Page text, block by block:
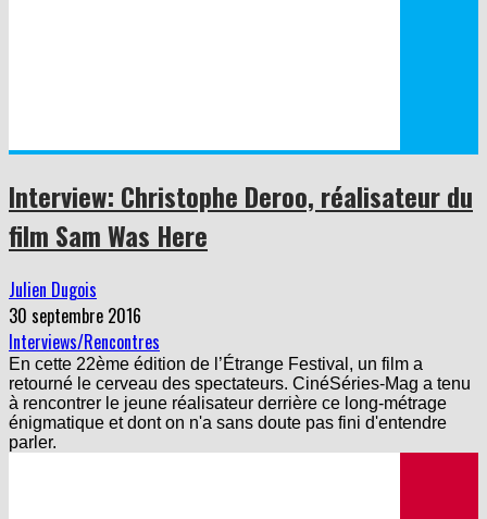
Interview: Christophe Deroo, réalisateur du
film Sam Was Here
Julien Dugois
30 septembre 2016
Interviews/Rencontres
En cette 22ème édition de l’Étrange Festival, un film a
retourné le cerveau des spectateurs. CinéSéries-Mag a tenu
à rencontrer le jeune réalisateur derrière ce long-métrage
énigmatique et dont on n'a sans doute pas fini d'entendre
parler.